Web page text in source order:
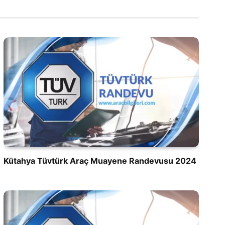
Kütahya Tüvtürk Araç Muayene Randevusu 2024